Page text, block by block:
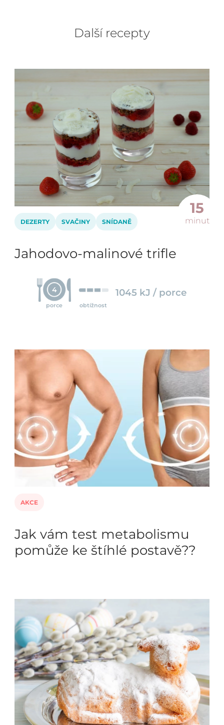
Další recepty
15
minut
DEZERTY SVAČINY SNÍDANĚ
Jahodovo-malinové trifle
4
porce obtížnost
1045 kJ / porce
AKCE
Jak vám test metabolismu
pomůže ke štíhlé postavě??